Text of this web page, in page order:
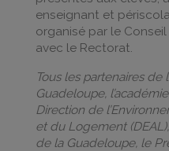
enseignant et
organisé par le
avec le Rectorat.
Tous les partenaires de
Guadeloupe,
Direction de
et du Logement
de la Guadeloupe, le